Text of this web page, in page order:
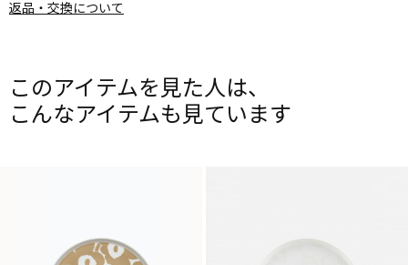
返品・交換について
このアイテムを見た人は、
こんなアイテムも見ています